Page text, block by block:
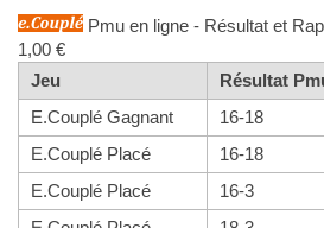
Pmu en ligne - Résultat et
1,00 €
Jeu
Résultat
E.Couplé Gagnant
16-18
E.Couplé Placé
16-18
E.Couplé Placé
16-3